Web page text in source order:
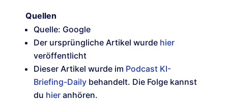
Quellen
Quelle: Google
Der ursprüngliche Artikel wurde hier
veröffentlicht
Dieser Artikel wurde im Podcast KI-
Briefing-Daily behandelt. Die Folge kannst
du hier anhören.